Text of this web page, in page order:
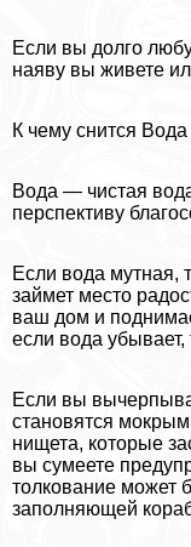
Если вы долго
наяву вы живете
К чему снится
Вода — чистая
перспективу
Если вода мутная,
займет место
ваш дом и
если вода
Если вы
становятся
нищета, которые
вы сумеете
толкование может
заполняющей